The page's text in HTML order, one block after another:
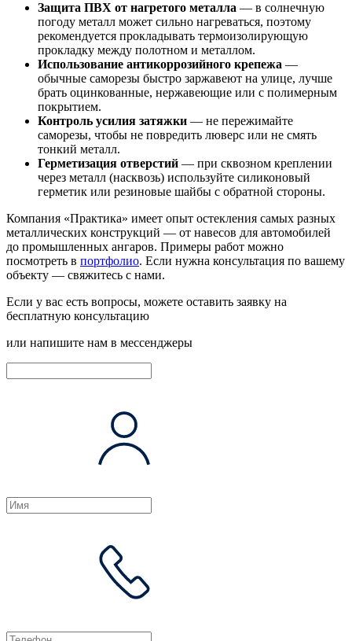
Защита ПВХ от нагретого металла — в солнечную
погоду металл может сильно нагреваться, поэтому
рекомендуется прокладывать термоизолирующую
прокладку между полотном и металлом.
Использование антикоррозийного крепежа —
обычные саморезы быстро заржавеют на улице, лучше
брать оцинкованные, нержавеющие или с полимерным
покрытием.
Контроль усилия затяжки — не пережимайте
саморезы, чтобы не повредить люверс или не смять
тонкий металл.
Герметизация отверстий — при сквозном креплении
через металл (насквозь) используйте силиконовый
герметик или резиновые шайбы с обратной стороны.
Компания «Практика» имеет опыт остекления самых разных
металлических конструкций — от навесов для автомобилей
до промышленных ангаров. Примеры работ можно
посмотреть в портфолио. Если нужна консультация по вашему
объекту — свяжитесь с нами.
Если у вас есть вопросы, можете оставить заявку на
бесплатную консультацию
или напишите нам в мессенджеры